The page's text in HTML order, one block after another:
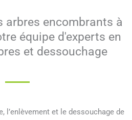
arbres encombrants à
équipe d'experts en
et dessouchage
l’enlèvement et le dessouchage de